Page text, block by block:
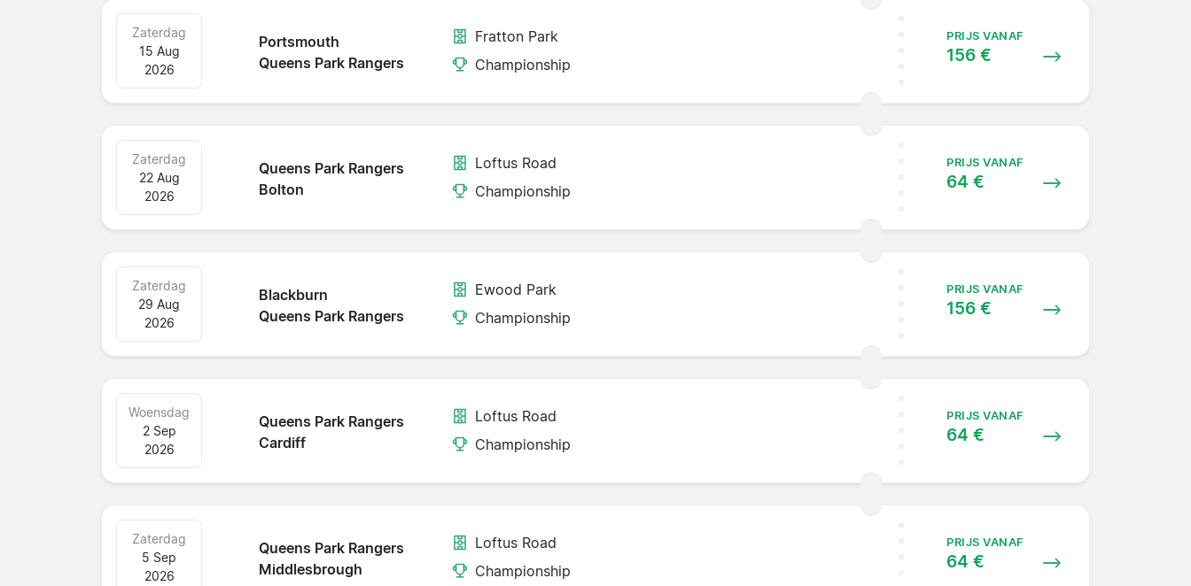
Portsmouth
Queens Park Rangers
Zaterdag
15 Aug
2026
Fratton Park
Championship
PRIJS VANAF
156 €
Queens Park Rangers
Bolton
Zaterdag
22 Aug
2026
Loftus Road
Championship
PRIJS VANAF
64 €
Blackburn
Queens Park Rangers
Zaterdag
29 Aug
2026
Ewood Park
Championship
PRIJS VANAF
156 €
Queens Park Rangers
Cardiff
Woensdag
2 Sep
2026
Loftus Road
Championship
PRIJS VANAF
64 €
Queens Park Rangers
Middlesbrough
Zaterdag
5 Sep
2026
Loftus Road
Championship
PRIJS VANAF
64 €